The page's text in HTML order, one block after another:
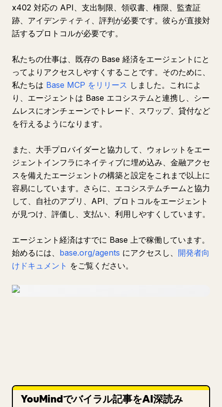
x402 対応の API、支出制限、領収書、権限、監査証
跡、アイデンティティ、評判が必要です。彼らが直接対
話するプロトコルが必要です。
私たちの仕事は、既存の Base 経済をエージェントにと
ってよりアクセスしやすくすることです。そのために、
私たちは Base MCP をリリース しました。これによ
り、エージェントは Base エコシステムと連携し、シー
ムレスにオンチェーンでトレード、スワップ、貸付など
を行えるようになります。
また、大手プロバイダーと協力して、ウォレットをエー
ジェントインフラにネイティブに埋め込み、金融アクセ
スを備えたエージェントの構築と設定をこれまで以上に
容易にしています。さらに、エコシステムチームと協力
して、自社のアプリ、API、プロトコルをエージェント
が見つけ、評価し、支払い、利用しやすくしています。
エージェント経済はすでに Base 上で稼働しています。
始めるには、 base.org/agents にアクセスし、 開発者向
けドキュメント をご覧ください。
YouMindでバイラル記事をAI深読み